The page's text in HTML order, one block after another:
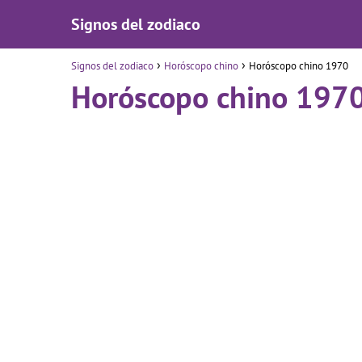
Signos del zodiaco
Signos del zodiaco Horóscopo chino Horóscopo chino 1970
Horóscopo chino